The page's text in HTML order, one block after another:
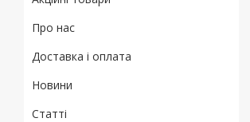
Про нас
Доставка і оплата
Новини
Статті